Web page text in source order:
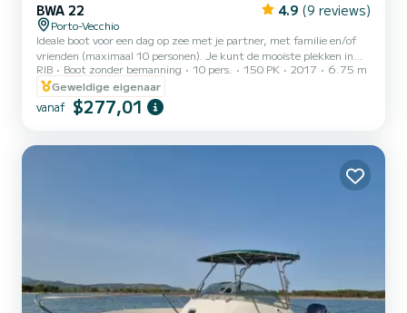
BWA 22 4.9 (9 reviews)
Porto-Vecchio
Ideale boot voor een dag op zee met je partner, met familie en/of
vrienden (maximaal 10 personen). Je kunt de mooiste plekken in
Zuid-Corsica ontdekken vanuit de haven van Porto-Vecchio. We
geven je een logboek om gevaarlijke zones aan te geven, maar ook
interessante stranden en snorkelplekken. We kunnen je ook 's
middags adviseren over strandrestaurants waar je de boot veilig
zonnescherm, buitendouche, tafel, voor- en achte...
RIB Boot zonder bemanning 10 pers. 150 PK 2017
6.75 m
Geweldige eigenaar
vanaf $277,01